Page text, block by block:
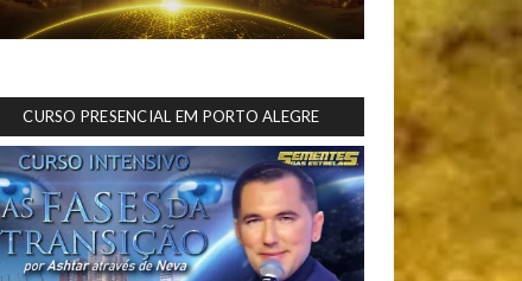
CURSO PRESENCIAL EM PORTO ALEGRE